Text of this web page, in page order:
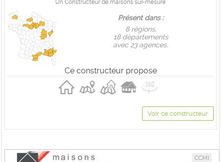
Un Constructeur de maisons sur-mesure
Présent dans :
8 règions,
18 départements
avec 23 agences.
Ce constructeur propose
Voir ce constructeur
CCMI